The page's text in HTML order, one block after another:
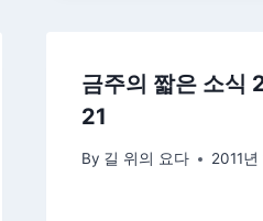
금주의 짧은 소식
21
By 길 위의 요다 2011년